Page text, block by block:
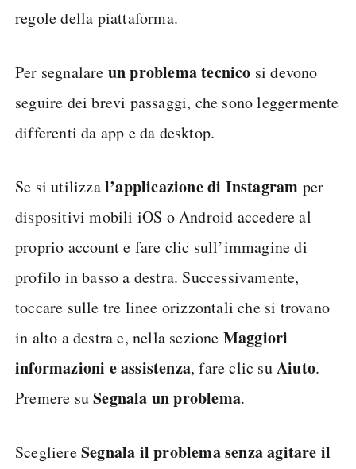
regole della piattaforma.
Per segnalare un problema tecnico si devono
seguire dei brevi passaggi, che sono leggermente
differenti da app e da desktop.
Se si utilizzal’applicazione di Instagram per
dispositivi mobili iOS o Android accedere al
proprio account e fare clic sull’immagine di
profilo in basso a destra. Successivamente,
toccare sulle tre linee orizzontali che si trovano
in alto a destra e, nella sezione Maggiori
informazioni e assistenza, fare clic suAiuto.
Premere suSegnala un problema.
ScegliereSegnala il problema senza agitare il